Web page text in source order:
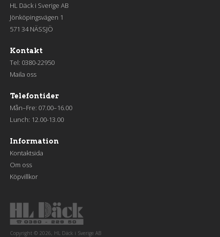
HL Däck i Sverige AB
Jönköpingsvägen 1
571 34 NÄSSJÖ
Kontakt
Tel: 0380-22950
Maila oss
Telefontider
Mån–Fre: 07.00–16.00
Lunch: 12.00-13.00
Information
Kontaktsida
Om oss
Köpvillkor
Copyright © 2026, HL Däck i Sverige AB